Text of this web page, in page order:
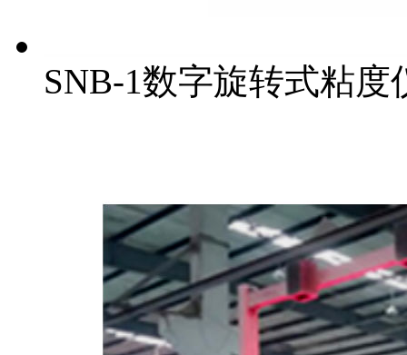
SNB-1数字旋转式粘度